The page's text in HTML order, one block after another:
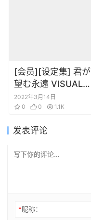
[会员][设定集] 君が
望む永遠 VISUAL
COMPLETE
2022年3月14日
0
0 1.1K
发表评论
*昵称：